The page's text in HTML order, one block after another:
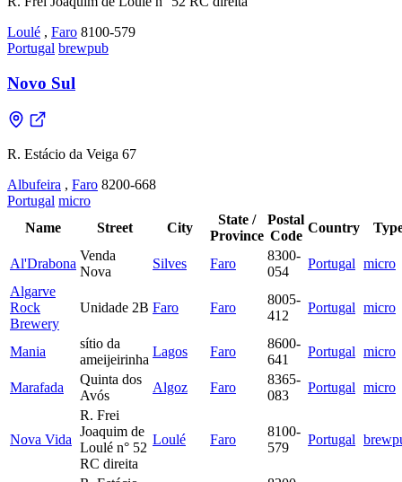
Loulé , Faro 8100-579
Portugal brewpub
Novo Sul
R. Estácio da Veiga 67
Albufeira , Faro 8200-668
Portugal micro
Name
Street City
State /
Province
Postal
Code
Country
Al'Drabona
Venda
Nova
Silves Faro
8300-
054
Portugal micro
Algarve
Rock
Brewery
Unidade 2B Faro Faro
8005-
412
Portugal micro
Mania
sítio da
ameijeirinha
Lagos Faro
8600-
641
Portugal micro
Marafada
Quinta dos
Avós
Algoz Faro
8365-
083
Portugal micro
Nova Vida
R. Frei
Joaquim de
Loulé n° 52
RC direita
Loulé Faro
8100-
579
Portugal